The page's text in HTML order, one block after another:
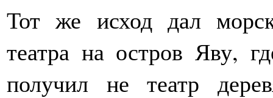
Тот же исход дал
театра на остров Яву,
получил не театр